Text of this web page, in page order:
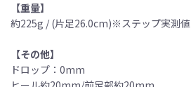
【重量】
約225g / (片足26.0cm)※ステップ実測値
【その他】
ドロップ：0mm